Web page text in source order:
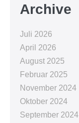
Archive
Juli 2026
April 2026
August 2025
Februar 2025
November 2024
Oktober 2024
September 2024